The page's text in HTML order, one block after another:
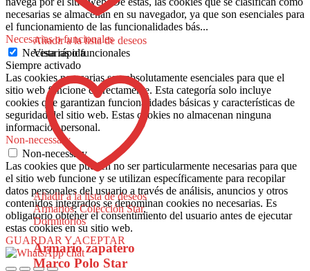
Añadir a la lista de deseos
Vista rápida
Añadir a la lista de deseos
Armarios,Colección Star,
Dormitorios
Armario zapatero
Marco Polo Star
necesarias se almacenan en su navegador, ya que son esenciales para
el funcionamiento de las funcionalidades bás...
Necesarias o funcionales
Necesarias o funcionales
Siempre activado
Las cookies necesarias son absolutamente esenciales para que el
sitio web funcione correctamente. Esta categoría solo incluye
cookies que garantizan funcionalidades básicas y características de
seguridad del sitio web. Estas cookies no almacenan ninguna
información personal.
Non-necessary
Non-necessary
Las cookies que pueden no ser particularmente necesarias para que
el sitio web funcione y se utilizan específicamente para recopilar
datos personales del usuario a través de análisis, anuncios y otros
contenidos integrados se denominan cookies no necesarias. Es
obligatorio obtener el consentimiento del usuario antes de ejecutar
estas cookies en su sitio web.
GUARDAR Y ACEPTAR